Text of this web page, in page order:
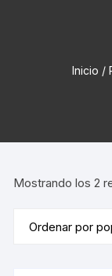
Inicio /
Mostrando los 2